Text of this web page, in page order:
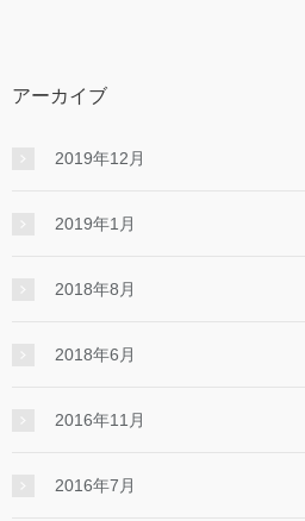
アーカイブ
2019年12月
2019年1月
2018年8月
2018年6月
2016年11月
2016年7月